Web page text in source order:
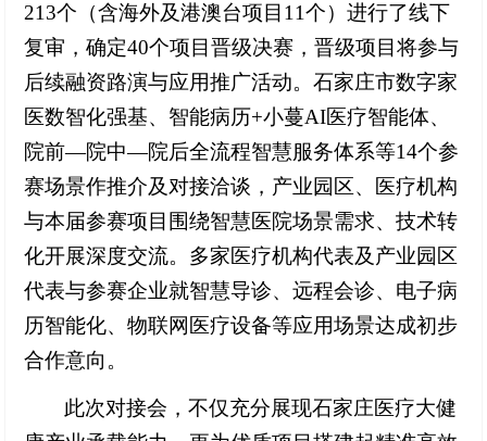
213个（含海外及港澳台项目11个）进行了线下
复审，确定40个项目晋级决赛，晋级项目将参与
后续融资路演与应用推广活动。石家庄市数字家
医数智化强基、智能病历+小蔓AI医疗智能体、
院前—院中—院后全流程智慧服务体系等14个参
赛场景作推介及对接洽谈，产业园区、医疗机构
与本届参赛项目围绕智慧医院场景需求、技术转
化开展深度交流。多家医疗机构代表及产业园区
代表与参赛企业就智慧导诊、远程会诊、电子病
历智能化、物联网医疗设备等应用场景达成初步
合作意向。
此次对接会，不仅充分展现石家庄医疗大健